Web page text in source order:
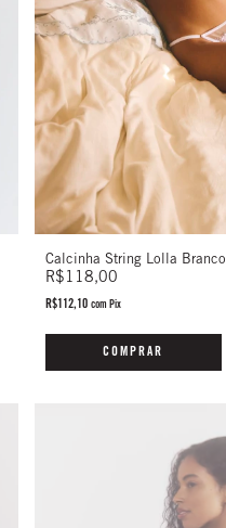
Calcinha String Lolla Branco
R$118,00
R$112,10 com Pix
COMPRAR